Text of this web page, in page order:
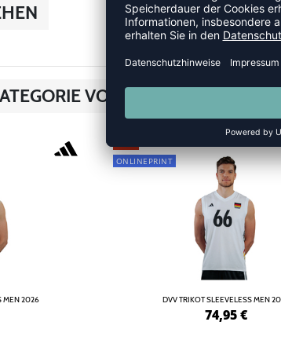
VOLLEYBALLTRIKOTS
MEN 2026
ONLINEPRINT
DVV TRIKOT SLEEVELESS MEN
74,95€